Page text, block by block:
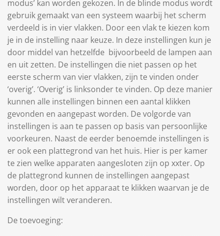
modus’ kan worden gekozen. In de blinde modus wordt
gebruik gemaakt van een systeem waarbij het scherm
verdeeld is in vier vlakken. Door een vlak te kiezen kom
je in de instelling naar keuze. In deze instellingen kun je
door middel van hetzelfde bijvoorbeeld de lampen aan
en uit zetten. De instellingen die niet passen op het
eerste scherm van vier vlakken, zijn te vinden onder
‘overig’. ‘Overig’ is linksonder te vinden. Op deze manier
kunnen alle instellingen binnen een aantal klikken
gevonden en aangepast worden. De volgorde van
instellingen is aan te passen op basis van persoonlijke
voorkeuren. Naast de eerder benoemde instellingen is
er ook een plattegrond van het huis. Hier is per kamer
te zien welke apparaten aangesloten zijn op xxter. Op
de plattegrond kunnen de instellingen aangepast
worden, door op het apparaat te klikken waarvan je de
instellingen wilt veranderen.
De toevoeging: